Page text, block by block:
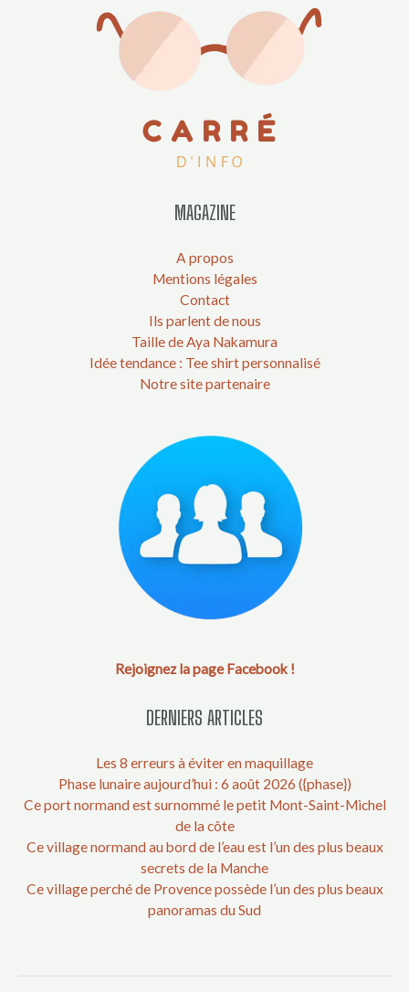
MAGAZINE
A propos
Mentions légales
Contact
Ils parlent de nous
Taille de Aya Nakamura
Idée tendance : Tee shirt personnalisé
Notre site partenaire
Rejoignez la page Facebook !
DERNIERS ARTICLES
Les 8 erreurs à éviter en maquillage
Phase lunaire aujourd’hui : 6 août 2026 ({phase})
Ce port normand est surnommé le petit Mont-Saint-Michel
de la côte
Ce village normand au bord de l’eau est l’un des plus beaux
secrets de la Manche
Ce village perché de Provence possède l’un des plus beaux
panoramas du Sud